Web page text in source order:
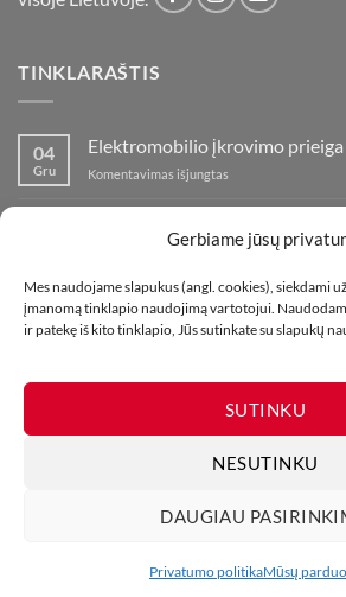
Gerbiame jūsų
Mes naudojame slapukus (angl. cookies), siekdami
įmanomą tinklapio naudojimą vartotojui.
ir patekę iš kito tinklapio, Jūs sutinkate su slapukų
SUTINKU
NESUTINKU
DAUGIAU
Privatumo politikaMūsų
TINKLARAŠTIS
04
Gru
Elektromobilio įkrovimo prieiga
Komentavimas išjungtas
prieiga
Komentavimas išjungtasįraše
fejerverkų
parduotuvė
Klaipedoje!
01
Lap
Kaip fotografuoti fejerverkus
Komentavimas išjungtasįraše
fejerverkus
MŪSŲ PARDUOTUVĖS KONTAKTAI
UAB Bombikė